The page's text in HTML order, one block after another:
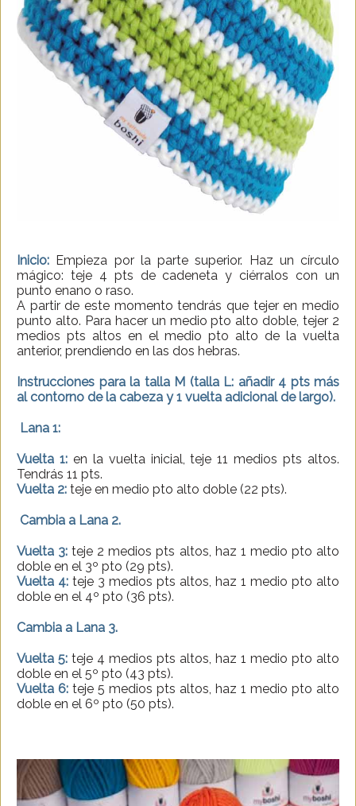
Inicio: Empieza por la parte superior. Haz un círculo
mágico: teje 4 pts de cadeneta y ciérralos con un
punto enano o raso.
A partir de este momento tendrás que tejer en medio
punto alto. Para hacer un medio pto alto doble, tejer 2
medios pts altos en el medio pto alto de la vuelta
anterior, prendiendo en las dos hebras.
Instrucciones para la talla M (talla L: añadir 4 pts más
al contorno de la cabeza y 1 vuelta adicional de largo).
Lana 1:
Vuelta 1:en la vuelta inicial, teje 11 medios pts altos.
Tendrás 11 pts.
Vuelta 2: teje en medio pto alto doble (22 pts).
Cambia a Lana 2.
Vuelta 3: teje 2 medios pts altos, haz 1 medio pto alto
doble en el 3º pto (29 pts).
Vuelta 4: teje 3 medios pts altos, haz 1 medio pto alto
doble en el 4º pto (36 pts).
Cambia a Lana 3.
Vuelta 5: teje 4 medios pts altos, haz 1 medio pto alto
doble en el 5º pto (43 pts).
Vuelta 6: teje 5 medios pts altos, haz 1 medio pto alto
doble en el 6º pto (50 pts).